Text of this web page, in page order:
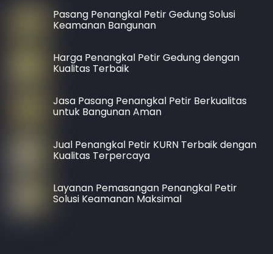
Pasang Penangkal Petir Gedung Solusi
Keamanan Bangunan
Harga Penangkal Petir Gedung dengan
Kualitas Terbaik
Jasa Pasang Penangkal Petir Berkualitas
untuk Bangunan Aman
Jual Penangkal Petir KURN Terbaik dengan
Kualitas Terpercaya
Layanan Pemasangan Penangkal Petir
Solusi Keamanan Maksimal